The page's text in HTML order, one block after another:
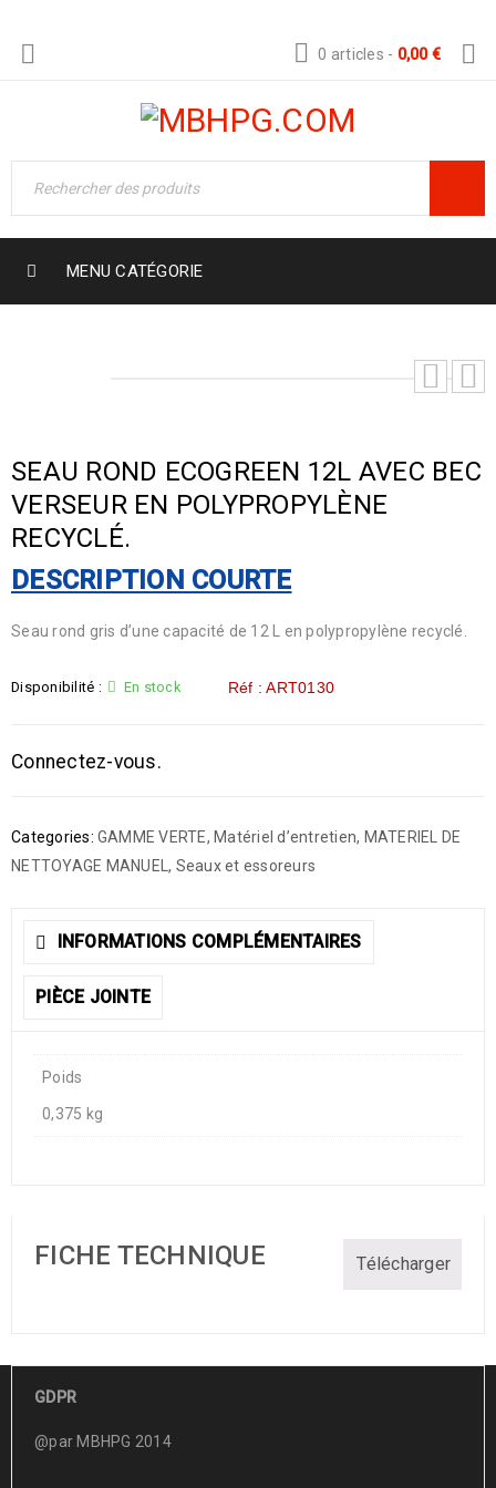
0 articles - 0,00€
MENU CATÉGORIE
SEAU ROND ECOGREEN 12L AVEC BEC
VERSEUR EN POLYPROPYLÈNE
RECYCLÉ.
DESCRIPTION COURTE
Seau rond gris d’une capacité de 12 L en polypropylène recyclé.
Disponibilité : En stock Réf : ART0130
Connectez-vous.
Categories: GAMME VERTE, Matériel d’entretien, MATERIEL DE
NETTOYAGE MANUEL , Seaux et essoreurs
INFORMATIONS COMPLÉMENTAIRES
PIÈCE JOINTE
Poids
0,375 kg
FICHE TECHNIQUE Télécharger
GDPR
@par MBHPG 2014